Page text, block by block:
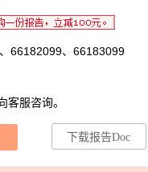
66182099、66183099
服咨询。
下载报告Doc